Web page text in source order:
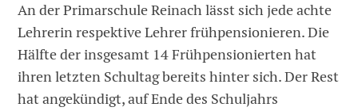
An der Primarschule Reinach lässt sich jede achte
Lehrerin respektive Lehrer frühpensionieren. Die
Hälfte der insgesamt 14 Frühpensionierten hat
ihren letzten Schultag bereits hinter sich. Der Rest
hat angekündigt, auf Ende des Schuljahrs